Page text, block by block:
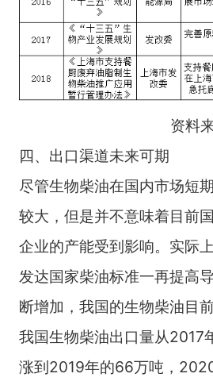
资料
四、出口渠道未来可期
尽管生物柴油在国内市场短
较大，但是并不意味着目前
企业的产能受到影响。实际
发达国家柴油标准一再提高
断增加，我国的生物柴油目
我国生物柴油出口量从2017
涨到2019年的66万吨，